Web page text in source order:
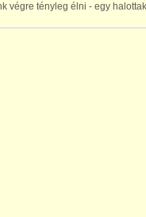
végre tényleg élni - egy halottak